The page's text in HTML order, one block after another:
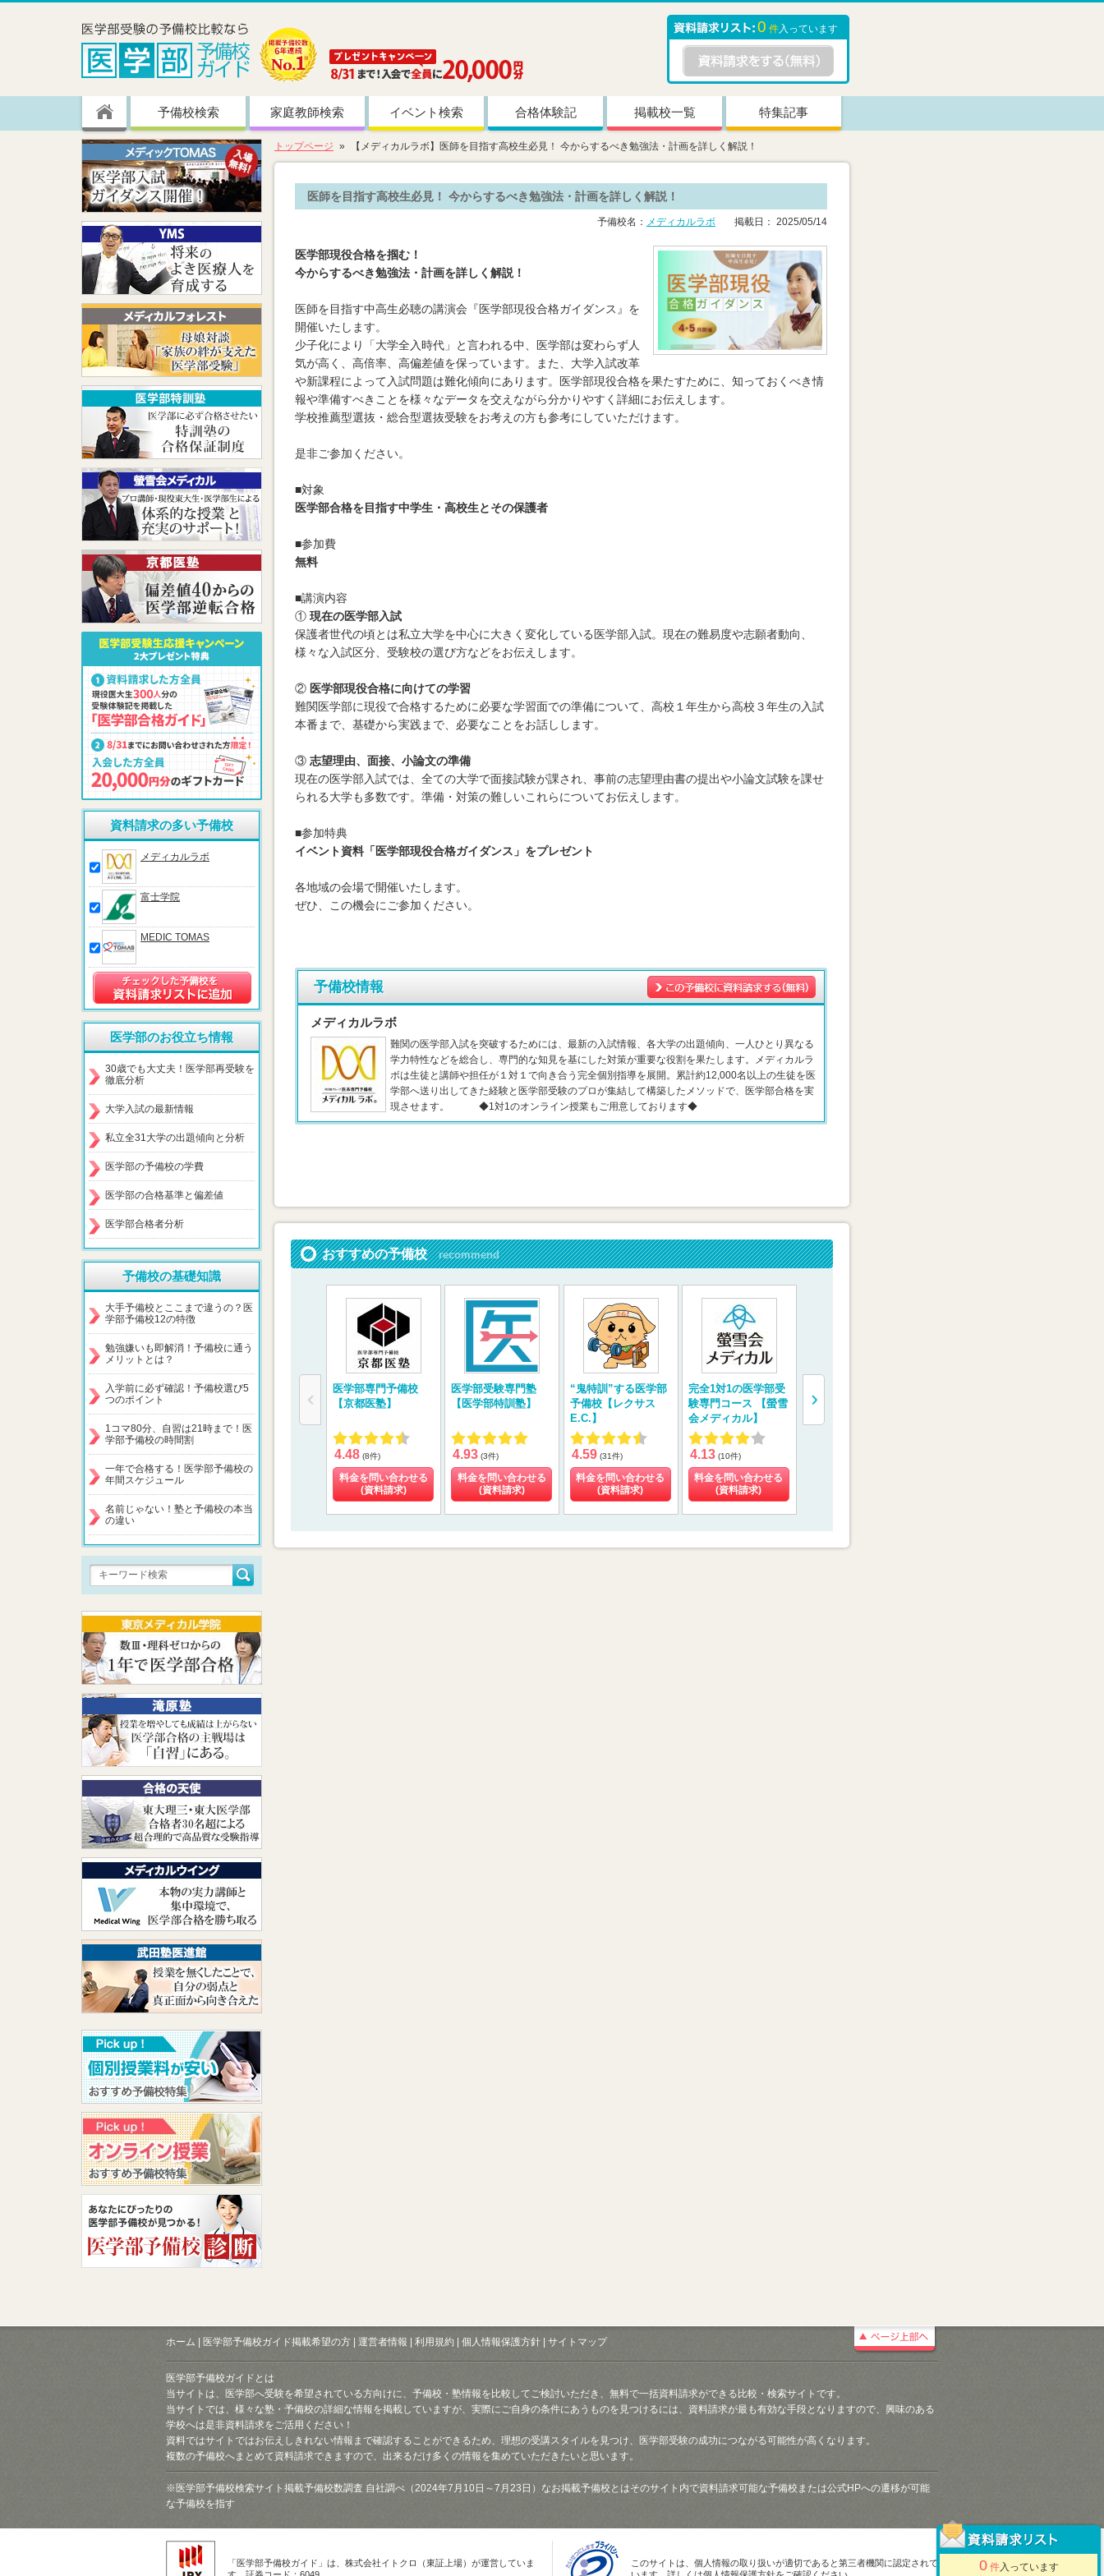
0 件入っています
予備校検索 家庭教師検索 イベント検索 合格体験記 掲載校一覧 特集記事
トップページ 【メディカルラボ】医師を目指す高校生必見！ 今からするべき勉強法・計画を詳しく解説！
医師を目指す高校生必見！ 今からするべき勉強法・計画を詳しく解説！
予備校名： メディカルラボ 掲載日： 2025/05/14
医学部現役合格を掴む！
今からするべき勉強法・計画を詳しく解説！
医師を目指す中高生必聴の講演会『医学部現役合格ガイダンス』を
開催いたします。
少子化により「大学全入時代」と言われる中、医学部は変わらず人
気が高く、高倍率、高偏差値を保っています。また、大学入試改革
や新課程によって入試問題は難化傾向にあります。医学部現役合格を果たすために、知っておくべき情
報や準備すべきことを様々なデータを交えながら分かりやすく詳細にお伝えします。
学校推薦型選抜・総合型選抜受験をお考えの方も参考にしていただけます。
是非ご参加ください。
■対象
医学部合格を目指す中学生・高校生とその保護者
■参加費
無料
■講演内容
① 現在の医学部入試
保護者世代の頃とは私立大学を中心に大きく変化している医学部入試。現在の難易度や志願者動向、
様々な入試区分、受験校の選び方などをお伝えします。
② 医学部現役合格に向けての学習
難関医学部に現役で合格するために必要な学習面での準備について、高校１年生から高校３年生の入試
本番まで、基礎から実践まで、必要なことをお話しします。
③ 志望理由、面接、小論文の準備
現在の医学部入試では、全ての大学で面接試験が課され、事前の志望理由書の提出や小論文試験を課せ
られる大学も多数です。準備・対策の難しいこれらについてお伝えします。
■参加特典
イベント資料「医学部現役合格ガイダンス」をプレゼント
各地域の会場で開催いたします。
ぜひ、この機会にご参加ください。
予備校情報
メディカルラボ
難関の医学部入試を突破するためには、最新の入試情報、各大学の出題傾向、一人ひとり異なる
学力特性などを総合し、専門的な知見を基にした対策が重要な役割を果たします。メディカルラ
ボは生徒と講師や担任が１対１で向き合う完全個別指導を展開。累計約12,000名以上の生徒を医
学部へ送り出してきた経験と医学部受験のプロが集結して構築したメソッドで、医学部合格を実
現させます。 ◆1対1のオンライン授業もご用意しております◆
おすすめの予備校 recommend
医学部専門予備校
【京都医塾】
4.48 (8件)
料金を問い合わせる
(資料請求)
医学部受験専門塾
【医学部特訓塾】
4.93 (3件)
料金を問い合わせる
(資料請求)
“鬼特訓”する医学部
予備校【レクサス
E.C.】
4.59 (31件)
料金を問い合わせる
(資料請求)
完全1対1の医学部受
験専門コース 【螢雪
会メディカル】
4.13 (10件)
料金を問い合わせる
(資料請求)
学院】
0 件入っています
資料請求の多い予備校
メディカルラボ
富士学院
MEDIC TOMAS
医学部のお役立ち情報
30歳でも大丈夫！医学部再受験を
徹底分析
大学入試の最新情報
私立全31大学の出題傾向と分析
医学部の予備校の学費
医学部の合格基準と偏差値
医学部合格者分析
予備校の基礎知識
大手予備校とここまで違うの？医
学部予備校12の特徴
勉強嫌いも即解消！予備校に通う
メリットとは？
入学前に必ず確認！予備校選び5
つのポイント
1コマ80分、自習は21時まで！医
学部予備校の時間割
一年で合格する！医学部予備校の
年間スケジュール
名前じゃない！塾と予備校の本当
の違い
ホーム 医学部予備校ガイド掲載希望の方 運営者情報 利用規約 個人情報保護方針 サイトマップ
医学部予備校ガイドとは
当サイトは、医学部へ受験を希望されている方向けに、予備校・塾情報を比較してご検討いただき、無料で一括資料請求ができる比較・検索サイトです。
当サイトでは、様々な塾・予備校の詳細な情報を掲載していますが、実際にご自身の条件にあうものを見つけるには、資料請求が最も有効な手段となりますので、興味のある
学校へは是非資料請求をご活用ください！
資料ではサイトではお伝えしきれない情報まで確認することができるため、理想の受講スタイルを見つけ、医学部受験の成功につながる可能性が高くなります。
複数の予備校へまとめて資料請求できますので、出来るだけ多くの情報を集めていただきたいと思います。
※医学部予備校検索サイト掲載予備校数調査 自社調べ（2024年7月10日～7月23日）なお掲載予備校とはそのサイト内で資料請求可能な予備校または公式HPへの遷移が可能
な予備校を指す
「医学部予備校ガイド」は、株式会社イトクロ（東証上場）が運営していま
す。証券コード：6049
このサイトは、個人情報の取り扱いが適切であると第三者機関に認定されて
います。詳しくは個人情報保護方針をご確認ください。